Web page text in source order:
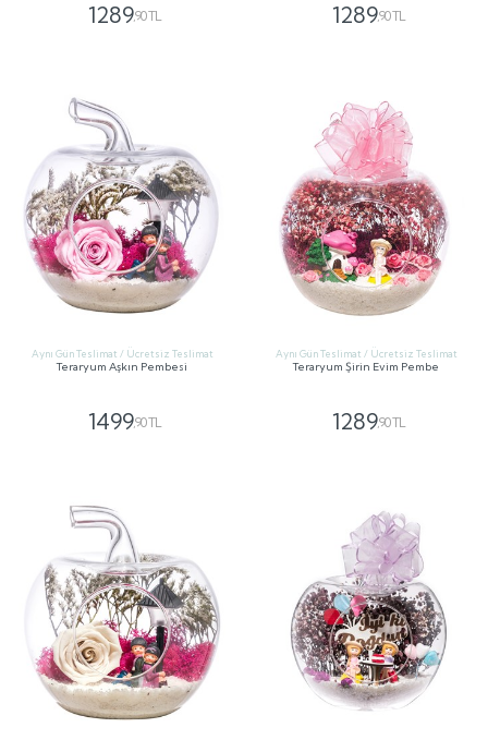
1289,90 TL 1289,90 TL
Aynı Gün Teslimat / Ücretsiz Teslimat
Teraryum Aşkın Pembesi
1499,90 TL
Aynı Gün Teslimat / Ücretsiz Teslimat
Teraryum Şirin Evim Pembe
1289,90 TL